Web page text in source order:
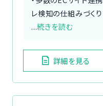
レ検知の仕組みづくり
...続きを読む
詳細を見る